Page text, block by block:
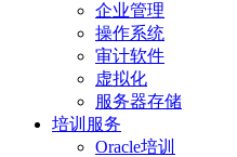
企业管理
操作系统
审计软件
虚拟化
服务器存储
培训服务
Oracle培训